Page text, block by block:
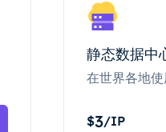
静态数据中
在世界各地
$3/IP